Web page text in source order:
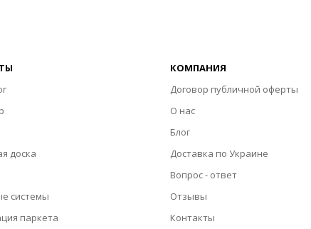
доска
системы
паркета
КОМПАНИЯ
Договор публичной оферты
О нас
Блог
Доставка по Украине
Вопрос - ответ
Отзывы
Контакты